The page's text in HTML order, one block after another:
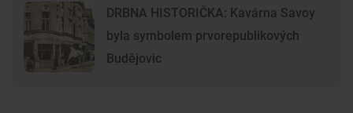
DRBNA HISTORIČKA: Kavárna Savoy
byla symbolem prvorepublikových
Budějovic